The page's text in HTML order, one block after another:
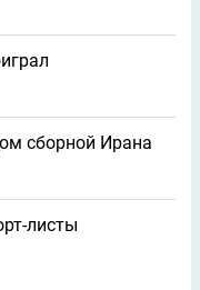
сборной Ирана
листы